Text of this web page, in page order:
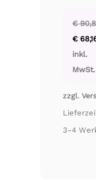
€
Preis
war:
€
inkl.
MwSt.
zzgl.
3-4